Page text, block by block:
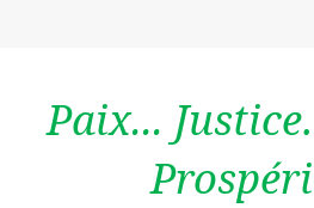
Paix...